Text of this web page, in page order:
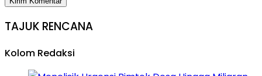
TAJUK RENCANA
Kolom Redaksi